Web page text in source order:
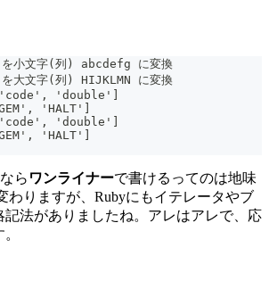
を小文字(列) abcdefg に変換
文字(列) HIJKLMN に変換
'double']
'HALT']
'double']
'HALT']
ら ワンライナーで書けるってのは地味
わりますが、Rubyにもイテレータやブ
記法がありましたね。アレはアレで、応